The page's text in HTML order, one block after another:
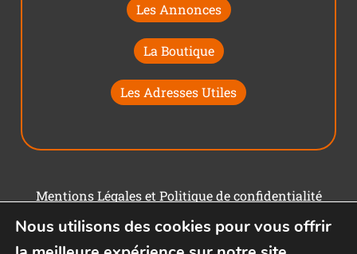
Les Annonces
La Boutique
Les Adresses Utiles
Mentions Légales et Politique de confidentialité
Conditions générales d'utilisation
Nous utilisons des cookies pour vous offrir